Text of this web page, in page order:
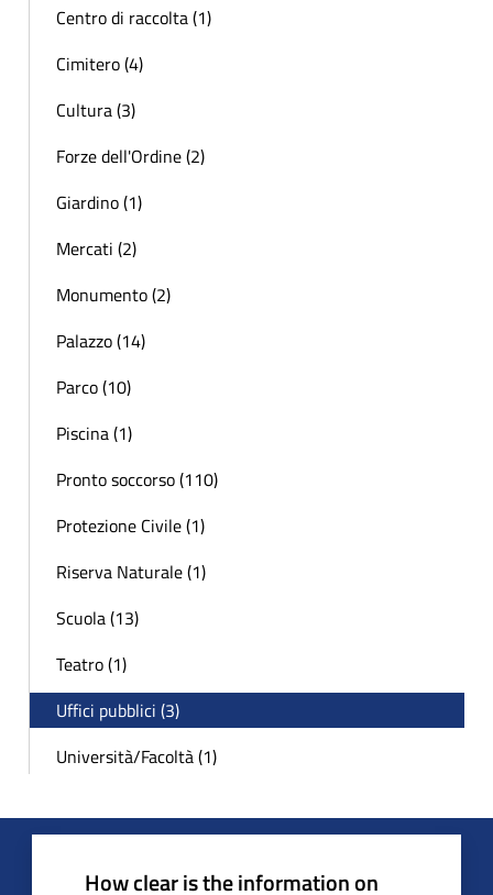
Centro di raccolta (1)
Cimitero (4)
Cultura (3)
Forze dell'Ordine (2)
Giardino (1)
Mercati (2)
Monumento (2)
Palazzo (14)
Parco (10)
Piscina (1)
Pronto soccorso (110)
Protezione Civile (1)
Riserva Naturale (1)
Scuola (13)
Teatro (1)
Uffici pubblici (3)
Università/Facoltà (1)
How clear is the information on